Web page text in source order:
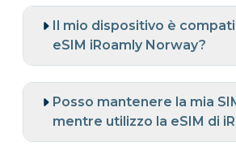
Il mio dispositivo è
eSIM iRoamly Norway?
Posso mantenere la mia
mentre utilizzo la eSIM di